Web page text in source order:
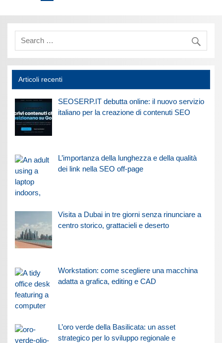
Articoli recenti
SEOSERP.IT debutta online: il nuovo servizio
italiano per la creazione di contenuti SEO
L’importanza della lunghezza e della qualità
dei link nella SEO off-page
Visita a Dubai in tre giorni senza rinunciare a
centro storico, grattacieli e deserto
Workstation: come scegliere una macchina
adatta a grafica, editing e CAD
L’oro verde della Basilicata: un asset
strategico per lo sviluppo regionale e